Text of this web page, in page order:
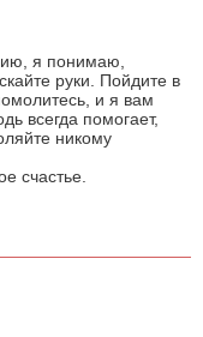
я понимаю,
руки. Пойдите в
и я вам
всегда помогает,
никому
счастье.